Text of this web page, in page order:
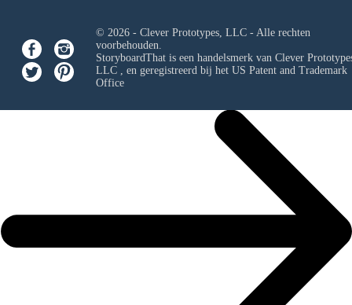
© 2026 - Clever Prototypes, LLC - Alle rechten
voorbehouden.
StoryboardThat is een handelsmerk van Clever
LLC, en geregistreerd bij het US Patent and Trademark
Office